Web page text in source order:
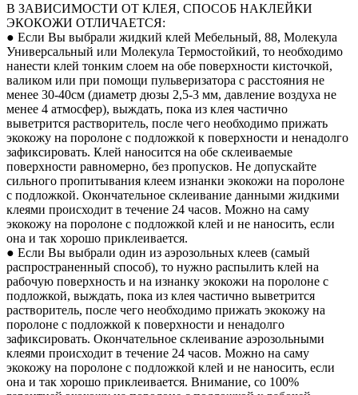
В ЗАВИСИМОСТИ ОТ КЛЕЯ, СПОСОБ НАКЛЕЙКИ
ЭКОКОЖИ ОТЛИЧАЕТСЯ:
● Если Вы выбрали жидкий клей Мебельный, 88, Молекула
Универсальный или Молекула Термостойкий, то необходимо
нанести клей тонким слоем на обе поверхности кисточкой,
валиком или при помощи пульверизатора с расстояния не
менее 30-40см (диаметр дюзы 2,5-3 мм, давление воздуха не
менее 4 атмосфер), выждать, пока из клея частично
выветрится растворитель, после чего необходимо прижать
экокожу на поролоне с подложкой к поверхности и ненадолго
зафиксировать. Клей наносится на обе склеиваемые
поверхности равномерно, без пропусков. Не допускайте
сильного пропитывания клеем изнанки экокожи на поролоне
с подложкой. Окончательное склеивание данными жидкими
клеями происходит в течение 24 часов. Можно на саму
экокожу на поролоне с подложкой клей и не наносить, если
она и так хорошо приклеивается.
● Если Вы выбрали один из аэрозольных клеев (самый
распространенный способ), то нужно распылить клей на
рабочую поверхность и на изнанку экокожи на поролоне с
подложкой, выждать, пока из клея частично выветрится
растворитель, после чего необходимо прижать экокожу на
поролоне с подложкой к поверхности и ненадолго
зафиксировать. Окончательное склеивание аэрозольными
клеями происходит в течение 24 часов. Можно на саму
экокожу на поролоне с подложкой клей и не наносить, если
она и так хорошо приклеивается. Внимание, со 100%